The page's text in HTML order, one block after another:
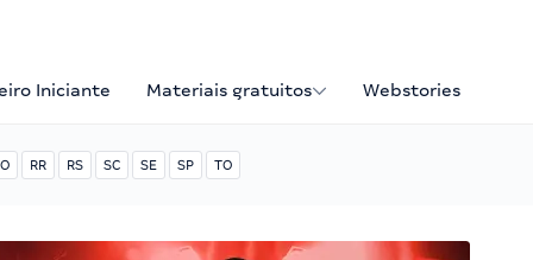
Iniciante Materiais gratuitos Webstories
RR RS SC SE SP TO